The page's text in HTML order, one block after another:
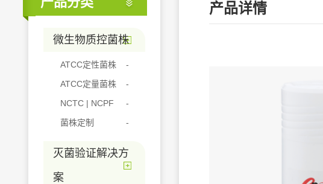
微生物质控菌株
ATCC定性菌株
ATCC定量菌株
NCTC | NCPF
菌株定制
灭菌验证解决方
案
产品详情